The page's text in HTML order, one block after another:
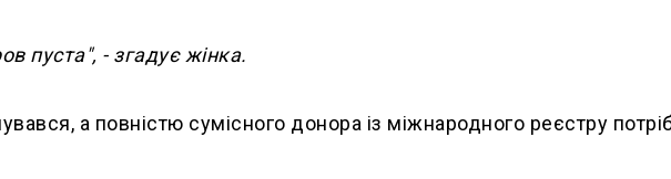
пуста", - згадує жінка.
а повністю сумісного донора із міжнародного реєстру